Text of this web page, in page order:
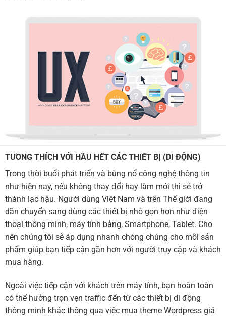
TƯƠNG THÍCH VỚI HẦU HẾT CÁC THIẾT BỊ (DI ĐỘNG)
Trong thời buổi phát triển và bùng nổ công nghệ thông tin
như hiện nay, nếu không thay đổi hay làm mới thì sẽ trở
thành lạc hậu. Người dùng Việt Nam và trên Thế giới đang
dần chuyển sang dùng các thiết bị nhỏ gọn hơn như điện
thoại thông minh, máy tính bảng, Smartphone, Tablet. Cho
nên chúng tôi sẽ áp dụng nhanh chóng chúng cho mỗi sản
phẩm giúp bạn tiếp cận gần hơn với người truy cập và khách
mua hàng.
Ngoài việc tiếp cận với khách trên máy tính, bạn hoàn toàn
có thể hưởng trọn vẹn traffic đến từ các thiết bị di động
thông minh khác thông qua việc mua theme Wordpress giá